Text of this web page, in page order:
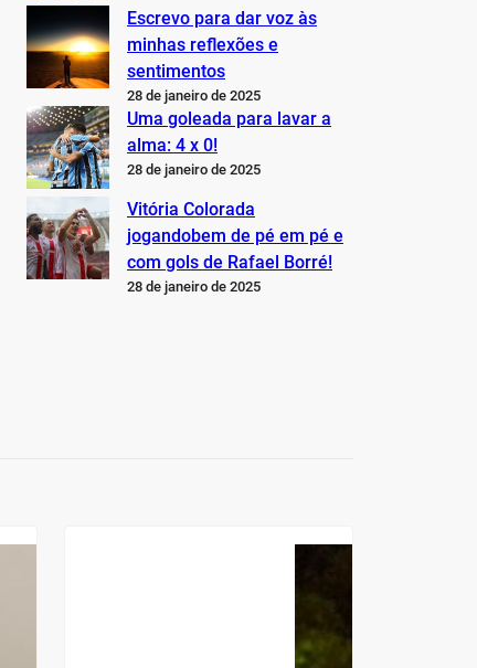
Escrevo para dar voz às
minhas reflexões e
sentimentos
28 de janeiro de 2025
Uma goleada para lavar a
alma: 4 x 0!
28 de janeiro de 2025
Vitória Colorada
jogandobem de pé em pé e
com gols de Rafael Borré!
28 de janeiro de 2025